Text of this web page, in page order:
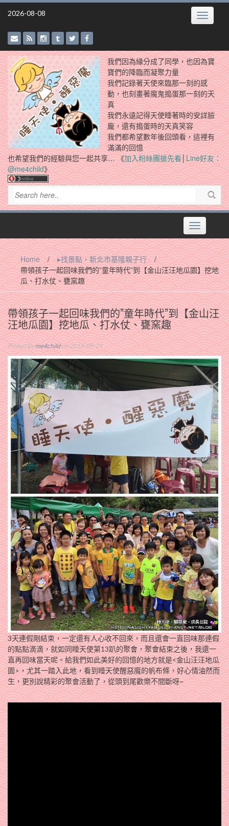
Skip
2026-08-08 Toggle
我們因為緣分成了同學，也因為寶
寶們的降臨而凝聚力量
我們記錄著天使來臨那一刻的感
動，也刻畫著魔鬼搗蛋那一刻的天
真
我們永遠記得天使睡著時的安詳臉
龐，還有搗蛋時的天真笑容
我們都希望數年後回頭看，這裡有
滿滿的回憶
也希望我們的經驗與您一起共享… 《加入粉絲團搶先看│Line好友：
@me4child》
Toggle
navigation
Home / ▸找景點‧新北市基隆親子行
/
帶領孩子一起回味我們的”童年時代”到【金山汪汪地瓜園】挖地
瓜、打水仗、甕窯趣
帶領孩子一起回味我們的”童年時代”到【金山汪
汪地瓜園】挖地瓜、打水仗、甕窯趣
Posted Byme4childon 2015-09-29
3天連假剛結束，一定還有人心收不回來，而且還會一直回味那連假
的點點滴滴，就如同睡天使第13趴的聚會，聚會結束之後，我還一
直再回味當天呢。給我們如此美好的回憶的地方就是<金山汪汪地瓜
園>，尤其一踏入此地，看到睡天使醒惡魔的帆布條，好心情油然而
生，更別說精彩的聚會活動了，從頭到尾歡樂不間斷呀~